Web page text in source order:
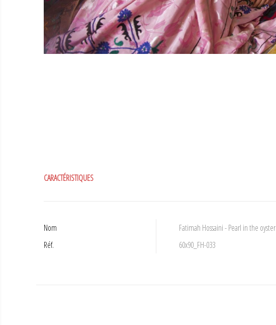
CARACTÉRISTIQUES
Nom
Fatimah Hossaini - Pearl in the oyster
Réf.
60x90_FH-033